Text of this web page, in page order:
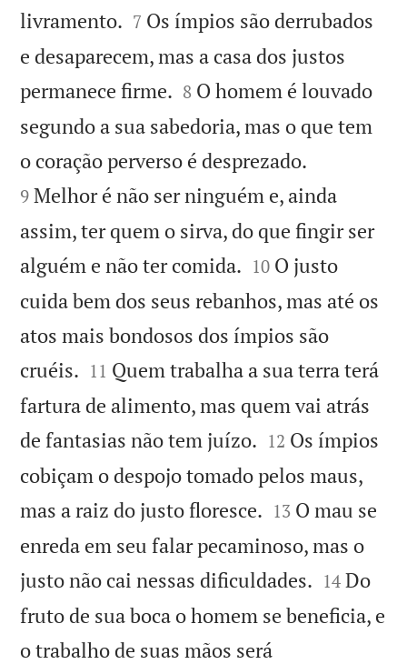
livramento. 

7 Os ímpios são derrubados
e desaparecem, mas a casa dos justos
permanece firme. 

8 O homem é louvado
segundo a sua sabedoria, mas o que tem
o coração perverso é desprezado.
9 Melhor é não ser ninguém e, ainda
assim, ter quem o sirva, do que fingir ser
alguém e não ter comida. 

10 O justo
cuida bem dos seus rebanhos, mas até os
atos mais bondosos dos ímpios são
cruéis. 

11 Quem trabalha a sua terra terá
fartura de alimento, mas quem vai atrás
de fantasias não tem juízo. 

12 Os ímpios
cobiçam o despojo tomado pelos maus,
mas a raiz do justo floresce. 

13 O mau se
enreda em seu falar pecaminoso, mas o
justo não cai nessas dificuldades. 

14 Do
fruto de sua boca o homem se beneficia, e
o trabalho de suas mãos será